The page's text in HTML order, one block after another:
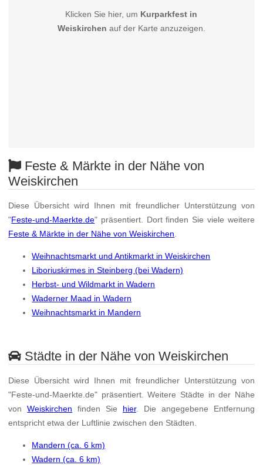
Klicken Sie hier, um Kurparkfest in
Weiskirchen auf der Karte anzuzeigen.
Feste & Märkte in der Nähe von
Weiskirchen
Diese Übersicht wird Ihnen mit freundlicher Unterstützung von
"Feste-und-Maerkte.de" präsentiert. Dort finden Sie viele weitere
Feste & Märkte in der Nähe von Weiskirchen
Weihnachtsmarkt und Antikmarkt in Weiskirchen
Liboriuskirmes in Steinberg (bei Wadern)
Herbst- und Wildmarkt in Wadern
Waderner Maad in Wadern
Weihnachtsmarkt in Mandern
Städte in der Nähe von Weiskirchen
Diese Übersicht wird Ihnen mit freundlicher Unterstützung von
"Feste-und-Maerkte.de" präsentiert. Weitere Städte in der Nähe
vonWeiskirchen finden Sie hier. Die angegebene Entfernung
entspricht etwa der Luftlinie zwischen den Städten.
Mandern (ca. 6 km)
Wadern (ca. 6 km)